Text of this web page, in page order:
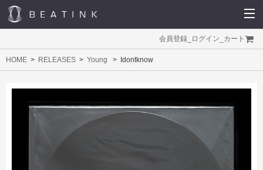
会員登録 ログイン カート
HOME RELEASES Young Idontknow